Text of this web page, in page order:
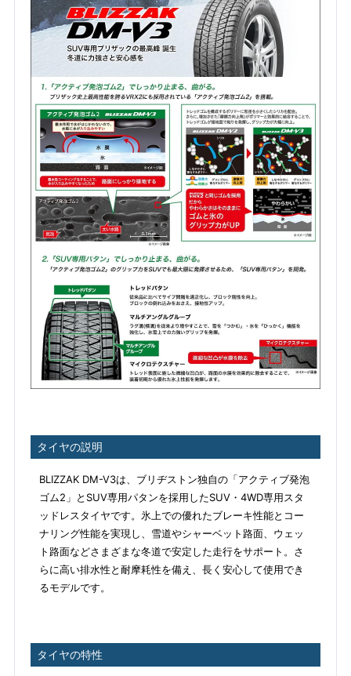
タイヤの説明
BLIZZAK DM-V3は、ブリヂストン独自の「アクティブ発泡
ゴム2」とSUV専用パタンを採用したSUV・4WD専用スタ
ッドレスタイヤです。氷上での優れたブレーキ性能とコー
ナリング性能を実現し、雪道やシャーベット路面、ウェッ
ト路面などさまざまな冬道で安定した走行をサポート。さ
らに高い排水性と耐摩耗性を備え、長く安心して使用でき
るモデルです。
タイヤの特性